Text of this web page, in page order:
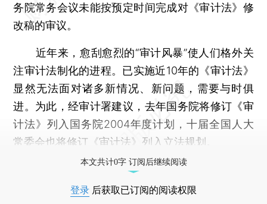
务院常务会议未能按预定时间完成对《审计法》修
改稿的审议。
近年来，愈刮愈烈的“审计风暴”使人们格外关
注审计法制化的进程。已实施近10年的《审计法》
显然无法面对诸多新情况、新问题，需要与时俱
进。为此，经审计署建议，去年国务院将修订《审
计法》列入国务院2004年度计划，十届全国人大
常委会也将修订《审计法》列入立法规划。
本文共计0字 订阅后继续阅读
登录 后获取已订阅的阅读权限